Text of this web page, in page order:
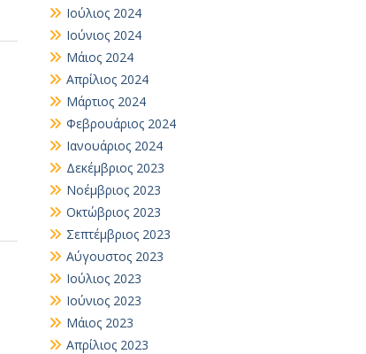
Ιούλιος 2024
Ιούνιος 2024
Μάιος 2024
Απρίλιος 2024
Μάρτιος 2024
Φεβρουάριος 2024
Ιανουάριος 2024
Δεκέμβριος 2023
Νοέμβριος 2023
Οκτώβριος 2023
Σεπτέμβριος 2023
Αύγουστος 2023
Ιούλιος 2023
Ιούνιος 2023
Μάιος 2023
Απρίλιος 2023